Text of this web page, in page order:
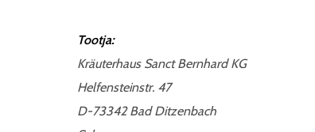
Tootja:
Kräuterhaus Sanct Bernhard KG
Helfensteinstr. 47
D-73342 Bad Ditzenbach